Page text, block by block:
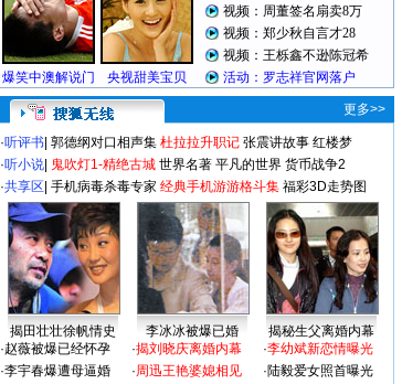
更多>>
·听评书 郭德纲对口相声集 杜拉拉升职记 张震讲故事 红楼梦
·听小说 鬼吹灯1-精绝古城 世界名著 平凡的世界 货币战争2
·共享区 手机病毒杀毒专家 经典手机游游格斗集 福彩3D走势图
揭田壮壮徐帆情史 李冰冰被爆已婚
揭秘生父离婚内幕
·赵薇被爆已经怀孕
·李宇春爆遭母逼婚
·揭刘晓庆离婚内幕
·周迅王艳婆媳相见
·李幼斌新恋情曝光
·陆毅爱女照首曝光